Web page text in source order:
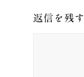
返信を残す